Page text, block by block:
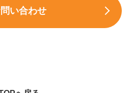
い合わせ